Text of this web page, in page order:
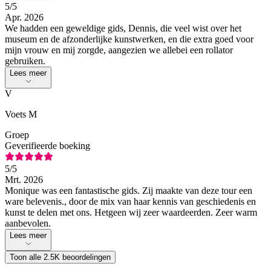
5/5
Apr. 2026
We hadden een geweldige gids, Dennis, die veel wist over het
museum en de afzonderlijke kunstwerken, en die extra goed voor
mijn vrouw en mij zorgde, aangezien we allebei een rollator
gebruiken.
Lees meer
V
Voets M
Groep
Geverifieerde boeking
5/5
Mrt. 2026
Monique was een fantastische gids. Zij maakte van deze tour een
ware belevenis., door de mix van haar kennis van geschiedenis en
kunst te delen met ons. Hetgeen wij zeer waardeerden. Zeer warm
aanbevolen.
Lees meer
Toon alle 2.5K beoordelingen